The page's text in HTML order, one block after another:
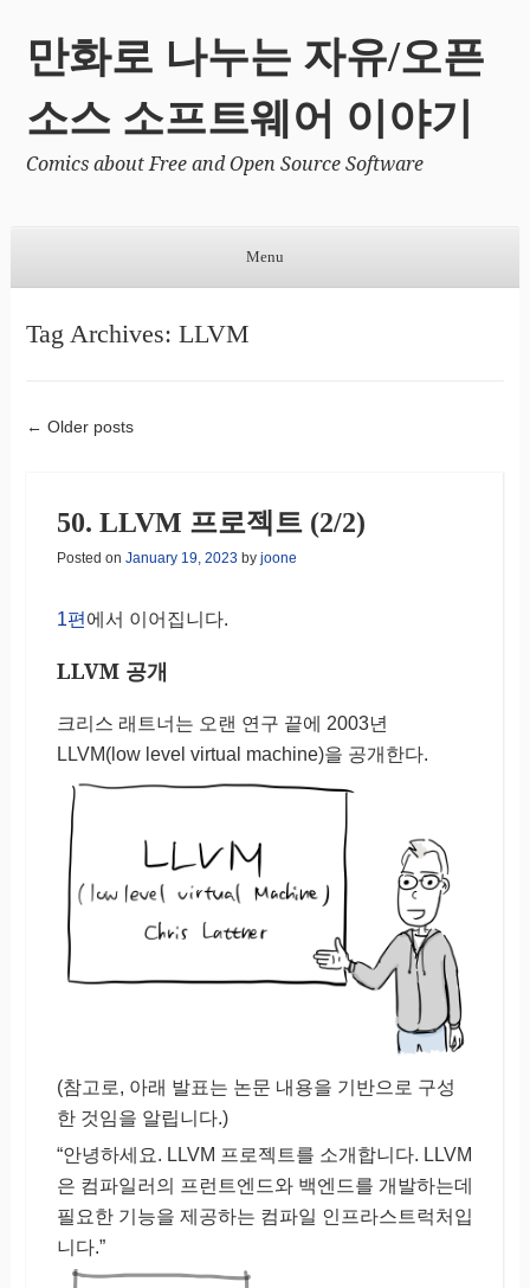
만화로 나누는 자유/오픈
소스 소프트웨어 이야기
Comics about Free and Open Source Software
Menu
Tag Archives: LLVM
Post navigation
← Older posts
50. LLVM 프로젝트 (2/2)
Posted on January 19, 2023 by joone
1편 에서 이어집니다.
LLVM 공개
크리스 래트너는 오랜 연구 끝에 2003년
LLVM(low level virtual machine)을 공개한다.
(참고로, 아래 발표는 논문 내용을 기반으로 구성
한 것임을 알립니다.)
“안녕하세요. LLVM 프로젝트를 소개합니다. LLVM
은 컴파일러의 프런트엔드와 백엔드를 개발하는데
필요한 기능을 제공하는 컴파일 인프라스트럭처입
니다.”